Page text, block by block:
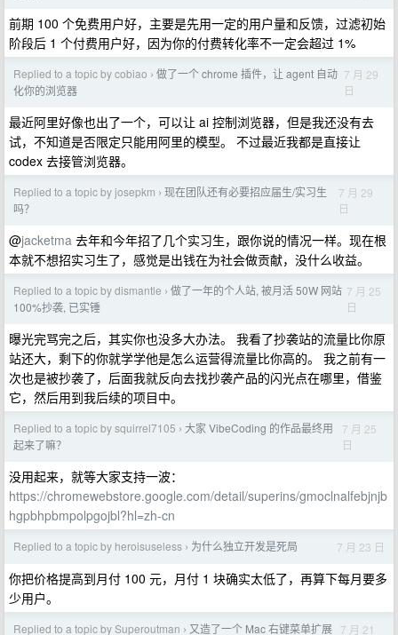
前期 100 个免费用户好，主要是先用一定的用户量和反馈，过滤初始
阶段后 1 个付费用户好，因为你的付费转化率不一定会超过 1%
Replied to a topic by cobiao › 做了一个 chrome 插件，让 agent 自动
化你的浏览器
7 月 29
日
最近阿里好像也出了一个，可以让 ai 控制浏览器，但是我还没有去
试，不知道是否限定只能用阿里的模型。 不过最近我都是直接让
codex 去接管浏览器。
Replied to a topic by josepkm › 现在团队还有必要招应届生/实习生
吗？
7 月 29
日
@jacketma 去年和今年招了几个实习生，跟你说的情况一样。现在根
本就不想招实习生了，感觉是出钱在为社会做贡献，没什么收益。
Replied to a topic by dismantle › 做了一年的个人站, 被月活 50W 网站
100%抄袭, 已实锤
7 月 25
日
曝光完骂完之后，其实你也没多大办法。 我看了抄袭站的流量比你原
站还大，剩下的你就学学他是怎么运营得流量比你高的。 我之前有一
次也是被抄袭了，后面我就反向去找抄袭产品的闪光点在哪里，借鉴
它，然后用到我后续的项目中。
Replied to a topic by squirrel7105 › 大家 VibeCoding 的作品最终用
起来了嘛？
7 月 25
日
没用起来，就等大家支持一波：
https://chromewebstore.google.com/detail/superins/gmoclnalfebjnjb
hgpbhpbmpolpgojbl?hl=zh-cn
Replied to a topic by heroisuseless › 为什么独立开发是死局 7 月 23 日
你把价格提高到月付 100 元，月付 1 块确实太低了，再算下每月要多
少用户。
Replied to a topic by Superoutman › 又造了一个 Mac 右键菜单扩展 7 月 21